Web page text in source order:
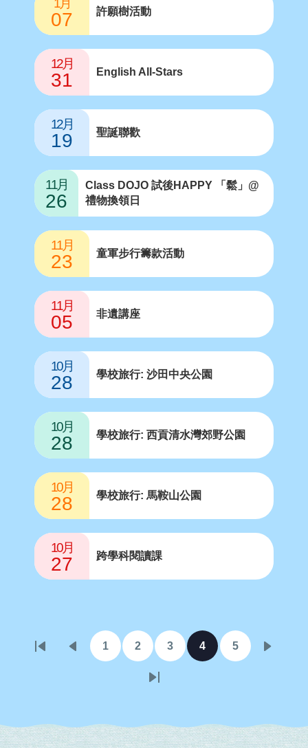
1月
07 許願樹活動
12月
31 English All-Stars
12月
19 聖誕聯歡
11月
26
Class DOJO 試後HAPPY 「鬆」@
禮物換領日
11月
23 童軍步行籌款活動
11月
05 非遺講座
10月
28 學校旅行: 沙田中央公園
10月
28 學校旅行: 西貢清水灣郊野公園
10月
28 學校旅行: 馬鞍山公園
10月
27 跨學科閱讀課
Pagination
First
Previous
頁
1
頁
2
頁
3
目
4
頁
5
Last